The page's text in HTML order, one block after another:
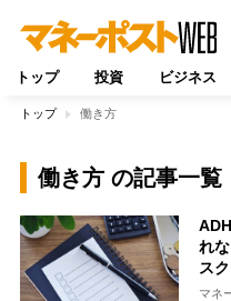
トップ 投資 ビジネス
トップ 働き方
働き方 の記事一覧
れ
ス
マネ